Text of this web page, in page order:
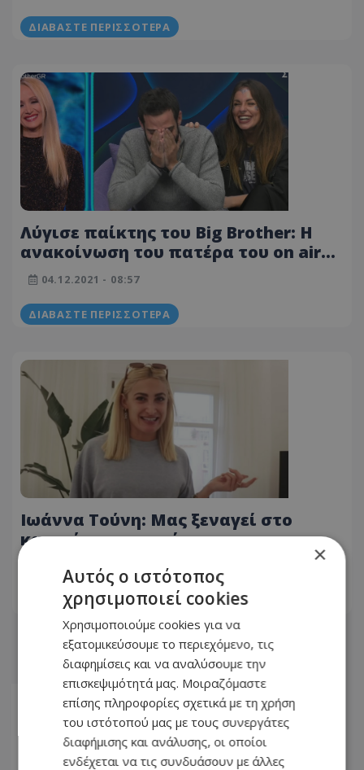
ΔΙΑΒΆΣΤΕ ΠΕΡΙΣΣΌΤΕΡΑ
Λύγισε παίκτης του Big Brother: H
ανακοίνωση του πατέρα του on air
τον έκανε να βάλει τα κλάματα -
ΒΙΝΤΕΟ
04.12.2021 - 08:57
ΔΙΑΒΆΣΤΕ ΠΕΡΙΣΣΌΤΕΡΑ
Ιωάννα Τούνη: Μας ξεναγεί στο
καινούριο της σπίτι στη
03.12.2021 - 23:38
ΔΙΑΒΆΣΤΕ ΠΕΡΙΣΣΌΤΕΡΑ
Αρχική
381
382
×
Αυτός ο ιστότοπος
χρησιμοποιεί cookies
Χρησιμοποιούμε cookies για να
εξατομικεύσουμε το περιεχόμενο, τις
διαφημίσεις και να αναλύσουμε την
επισκεψιμότητά μας. Μοιραζόμαστε
επίσης πληροφορίες σχετικά με τη χρήση
του ιστότοπού μας με τους συνεργάτες
διαφήμισης και ανάλυσης, οι οποίοι
ενδέχεται να τις συνδυάσουν με άλλες